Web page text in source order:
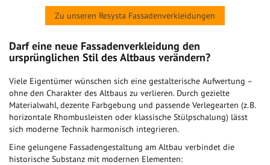
Zu unseren Resysta Fassadenverkleidungen
Darf eine neue Fassadenverkleidung den
ursprünglichen Stil des Altbaus verändern?
Viele Eigentümer wünschen sich eine gestalterische Aufwertung –
ohne den Charakter des Altbaus zu verlieren. Durch gezielte
Materialwahl, dezente Farbgebung und passende Verlegearten (z. B.
horizontale Rhombusleisten oder klassische Stülpschalung) lässt
sich moderne Technik harmonisch integrieren.
Eine gelungene Fassadengestaltung am Altbau verbindet die
historische Substanz mit modernen Elementen: